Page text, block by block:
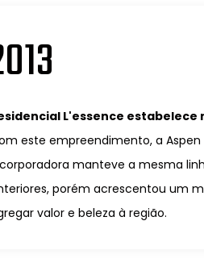
L'essence estabelece
este empreendimento, a
manteve a mesma
porém acrescentou um
valor e beleza à região.